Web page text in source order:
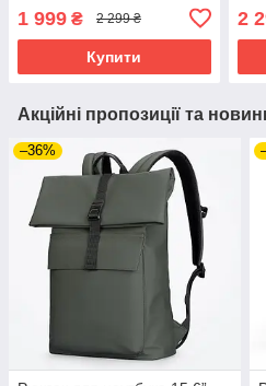
1 999 ₴ 2 299 ₴
Купити
2
Акційні пропозиції та
–36%